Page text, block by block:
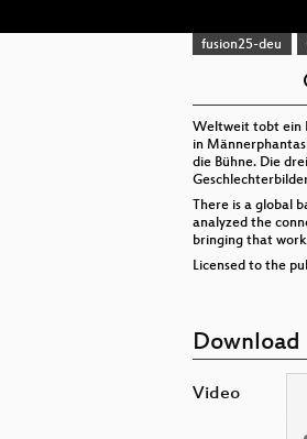
fusion25-deu
Weltweit tobt ein
in
die Bühne. Die
There is a global
analyzed the
bringing that
Licensed to the
Download
Video